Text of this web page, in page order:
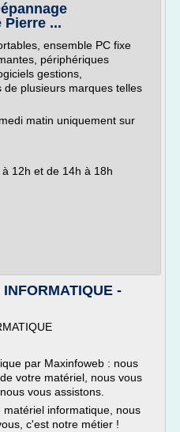
Pierre ...
ensemble PC fixe
périphériques
gestions,
plusieurs marques telles
matin uniquement sur
12h et de 14h à 18h
-
par Maxinfoweb : nous
votre matériel, nous vous
vous assistons.
informatique, nous
c'est notre métier !